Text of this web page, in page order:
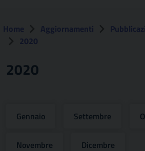
Home Aggiornamenti
2020
2020
Gennaio Settembre
Novembre Dicembre